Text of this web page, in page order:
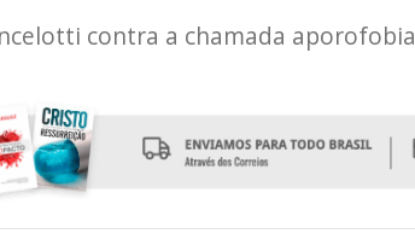
contra a chamada aporofobia